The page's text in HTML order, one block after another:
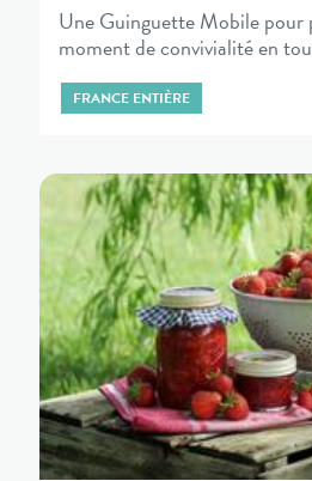
Une Guinguette Mobile pour
moment de convivialité en
FRANCE ENTIÈRE